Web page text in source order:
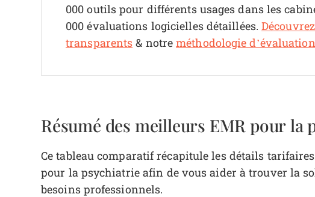
000 outils pour différents usages dans les
000 évaluations logicielles détaillées.
transparents & notreméthodologie
Résumé des meilleurs EMR pour la
Ce tableau comparatif récapitule les détails
pour la psychiatrie afin de vous aider à trouver la
besoins professionnels.